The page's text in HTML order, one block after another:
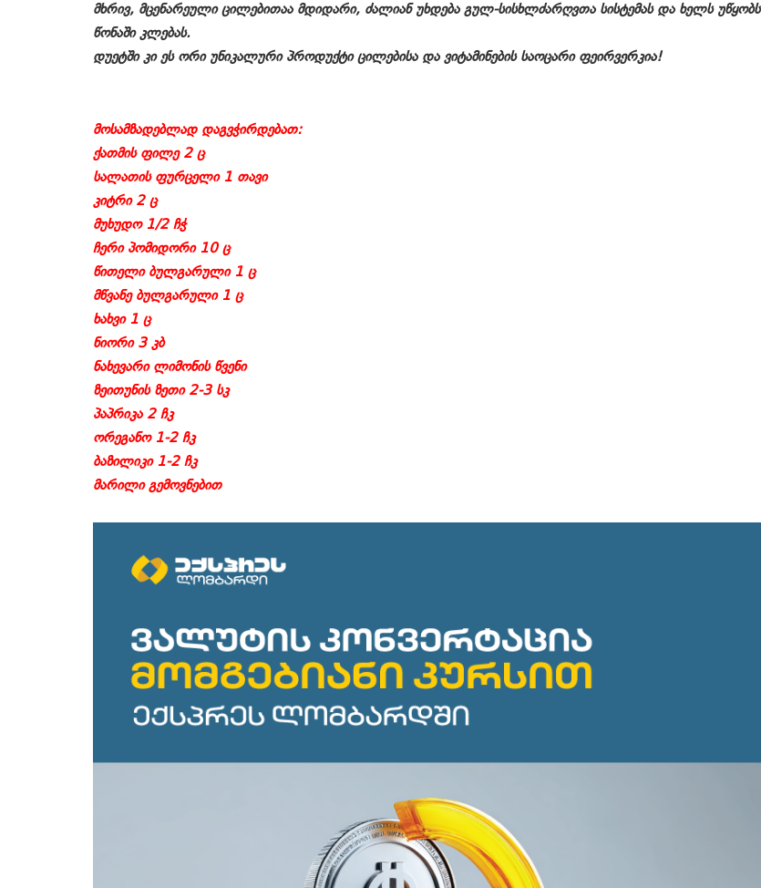
მხრივ, მცენარეული ცილებითაა მდიდარი, ძალიან უხდება გულ-სისხლძარღვთა სისტემას და ხელს უწყობს
წონაში კლებას.
დუეტში კი ეს ორი უნიკალური პროდუქტი ცილებისა და ვიტამინების საოცარი ფეირვერკია!
მოსამზადებლად დაგვჭირდებათ:
ქათმის ფილე 2 ც
სალათის ფურცელი 1 თავი
კიტრი 2 ც
მუხუდო 1/2 ჩჭ
ჩერი პომიდორი 10 ც
წითელი ბულგარული 1 ც
მწვანე ბულგარული 1 ც
ხახვი 1 ც
ნიორი 3 კბ
ნახევარი ლიმონის წვენი
ზეითუნის ზეთი 2-3 სკ
პაპრიკა 2 ჩკ
ორეგანო 1-2 ჩკ
ბაზილიკი 1-2 ჩკ
მარილი გემოვნებით